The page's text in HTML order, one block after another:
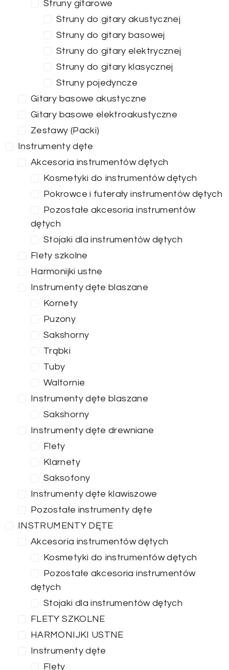
Struny gitarowe
Struny do gitary akustycznej
Struny do gitary basowej
Struny do gitary elektrycznej
Struny do gitary klasycznej
Struny pojedyncze
Gitary basowe akustyczne
Gitary basowe elektroakustyczne
Zestawy (Packi)
Instrumenty dęte
Akcesoria instrumentów dętych
Kosmetyki do instrumentów dętych
Pokrowce i futerały instrumentów dętych
Pozostałe akcesoria instrumentów
dętych
Stojaki dla instrumentów dętych
Flety szkolne
Harmonijki ustne
Instrumenty dęte blaszane
Kornety
Puzony
Sakshorny
Trąbki
Tuby
Waltornie
Instrumenty dęte blaszane
Sakshorny
Instrumenty dęte drewniane
Flety
Klarnety
Saksofony
Instrumenty dęte klawiszowe
Pozostałe instrumenty dęte
INSTRUMENTY DĘTE
Akcesoria instrumentów dętych
Kosmetyki do instrumentów dętych
Pozostałe akcesoria instrumentów
dętych
Stojaki dla instrumentów dętych
FLETY SZKOLNE
HARMONIJKI USTNE
Instrumenty dęte
Flety